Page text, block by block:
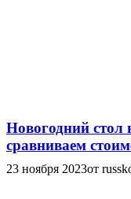
Новогодний стол
сравниваем
23 ноября 2023от